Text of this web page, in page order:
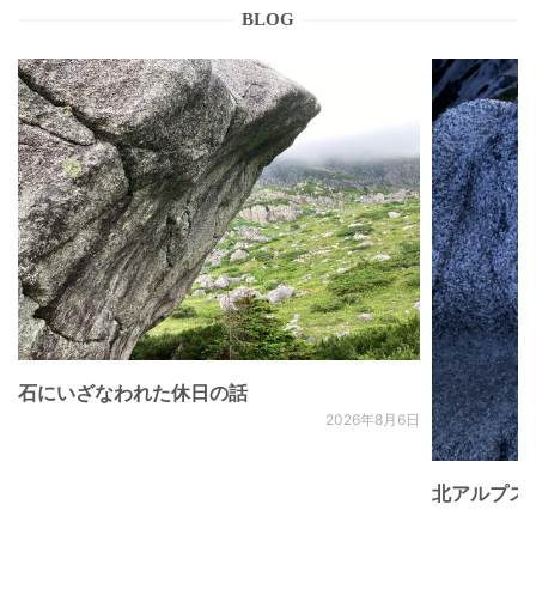
BLOG
石にいざなわれた休日の話
2026年8月6日
北アルプ